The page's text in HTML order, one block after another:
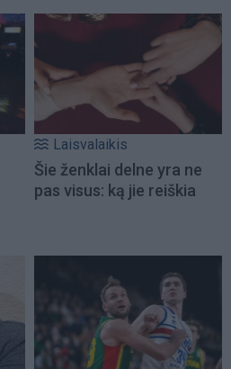
Laisvalaikis
Šie ženklai delne yra ne
pas visus: ką jie reiškia